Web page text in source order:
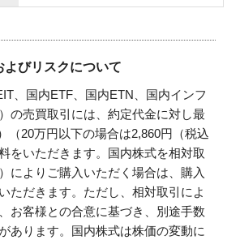
びリスクについて
、国内ETF、国内ETN、国内インフ
の売買取引には、約定代金に対し最
（20万円以下の場合は2,860円（税込
をいただきます。国内株式を相対取
によりご購入いただく場合は、購入
ただきます。ただし、相対取引によ
お客様との合意に基づき、別途手数
あります。国内株式は株価の変動に